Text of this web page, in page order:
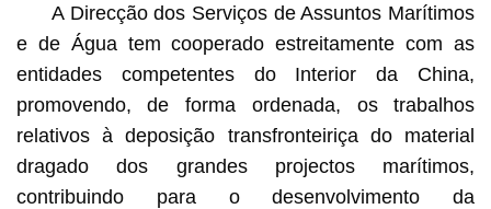
A Direcção dos Serviços de Assuntos Marítimos
e de Água tem cooperado estreitamente com as
entidades competentes do Interior da China,
promovendo, de forma ordenada, os trabalhos
relativos à deposição transfronteiriça do material
dragado dos grandes projectos marítimos,
contribuindo para o desenvolvimento da